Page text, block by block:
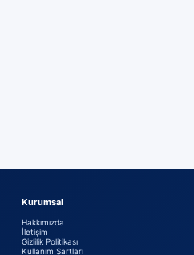
Kurumsal
Hakkımızda
İletişim
Gizlilik Politikası
Kullanım Şartları